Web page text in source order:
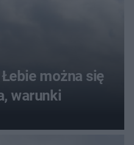
można się
warunki